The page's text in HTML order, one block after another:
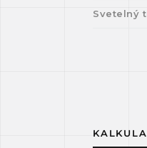
Svetelný